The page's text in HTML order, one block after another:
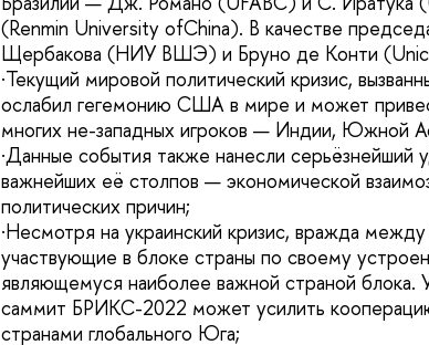
(Renmin University ofChina). В качестве
Щербакова (НИУ ВШЭ) и Бруно де Конти
·Текущий мировой политический кризис,
ослабил гегемонию США в мире и может
многих не-западных игроков — Индии, Южной
·Данные события также нанесли серьёзнейший
важнейших её столпов — экономической
политических причин;
·Несмотря на украинский кризис, вражда
участвующие в блоке страны по своему
являющемуся наиболее важной страной
саммит БРИКС-2022 может усилить
странами глобального Юга;